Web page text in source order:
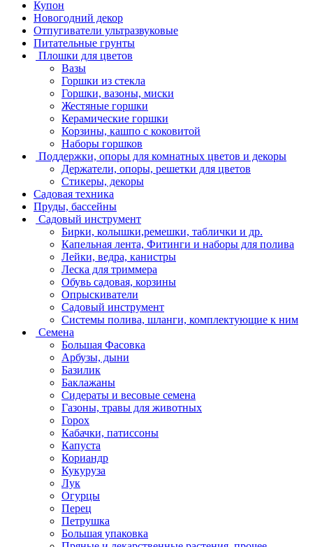
Купон
Новогодний декор
Отпугиватели ультразвуковые
Питательные грунты
Плошки для цветов
Вазы
Горшки из стекла
Горшки, вазоны, миски
Жестяные горшки
Керамические горшки
Корзины, кашпо с коковитой
Наборы горшков
Поддержки, опоры для комнатных цветов и декоры
Держатели, опоры, решетки для цветов
Стикеры, декоры
Садовая техника
Пруды, бассейны
Садовый инструмент
Бирки, колышки,ремешки, таблички и др.
Капельная лента, Фитинги и наборы для полива
Лейки, ведра, канистры
Леска для триммера
Обувь садовая, корзины
Опрыскиватели
Садовый инструмент
Системы полива, шланги, комплектующие к ним
Семена
Большая Фасовка
Арбузы, дыни
Базилик
Баклажаны
Сидераты и весовые семена
Газоны, травы для животных
Горох
Кабачки, патиссоны
Капуста
Кориандр
Кукуруза
Лук
Огурцы
Перец
Петрушка
Большая упаковка